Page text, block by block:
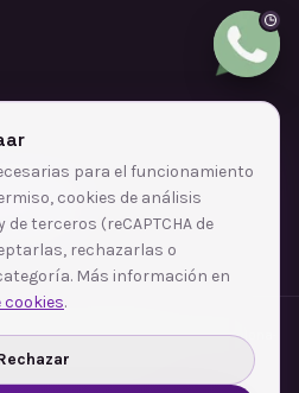
Google
de Llobregat·Terrassa·Badalona
Coloma de Gramenet
para el funcionamiento
cookies de análisis
terceros (reCAPTCHA de
rechazarlas o
Más información en
.